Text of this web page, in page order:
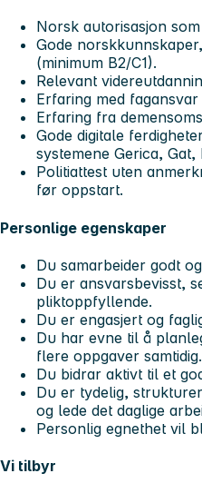
Norsk autorisasjon
Gode
(minimum B2/C1).
Relevant
Erfaring med
Erfaring fra
Gode digitale
systemene Gerica,
Politiattest uten
før oppstart.
Personlige egenskaper
Du samarbeider godt
Du er ansvarsbevisst,
pliktoppfyllende.
Du er engasjert og
Du har evne til å
flere oppgaver samtidig.
Du bidrar aktivt til et
Du er tydelig,
og lede det daglige
Personlig egnethet vil
Vi tilbyr